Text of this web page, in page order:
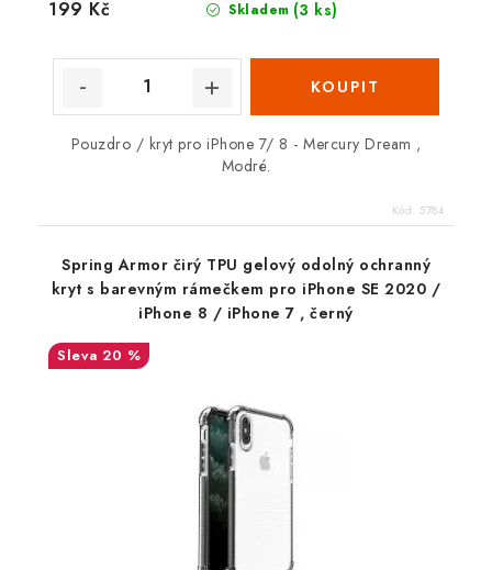
Skladem (3 ks)
199 Kč
Pouzdro / kryt pro iPhone 7/ 8 - Mercury Dream ,
Modré.
Kód: 5784
Spring Armor čirý TPU gelový odolný ochranný
kryt s barevným rámečkem pro iPhone SE 2020 /
iPhone 8 / iPhone 7 , černý
20 %